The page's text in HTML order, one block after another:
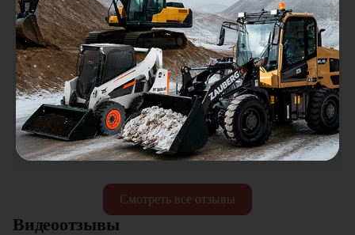
Смотреть все отзывы
нормально.
ГЖ
Городской житель
18.01.2026
Мини погрузчик в работе понравился, хорошая
универсальная техника. Отличное соотношение цены и
качества. Отдельный плюс это внимательное отношение к
клиентам.
Видеоотзывы